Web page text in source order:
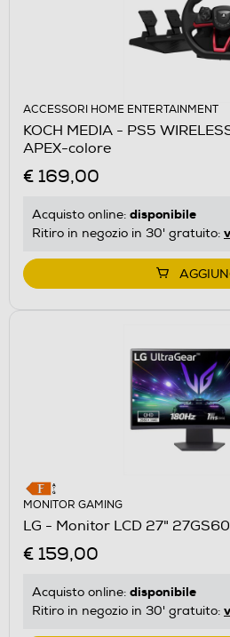
ACCESSORI HOME ENTERTAINMENT
KOCH MEDIA - PS5
APEX-colore
€ 169,00
Acquisto online: disponibile
Ritiro in negozio in 30' gratuito:
MONITOR GAMING
LG - Monitor LCD 27"
€ 159,00
Acquisto online: disponibile
Ritiro in negozio in 30' gratuito: